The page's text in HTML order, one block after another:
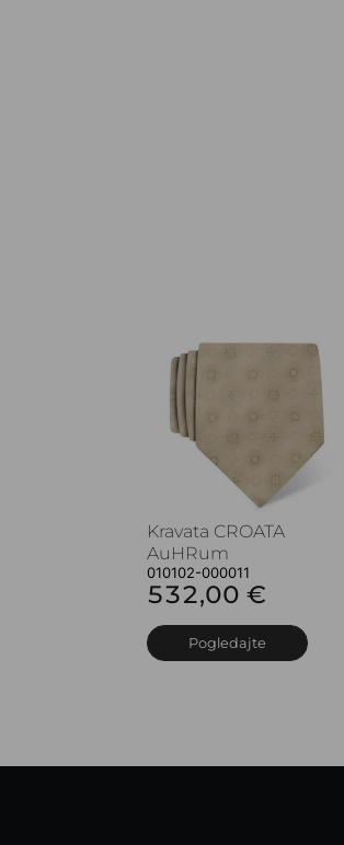
Kravata CROATA
AuHRum
010102-000011
532,00 €
Pogledajte